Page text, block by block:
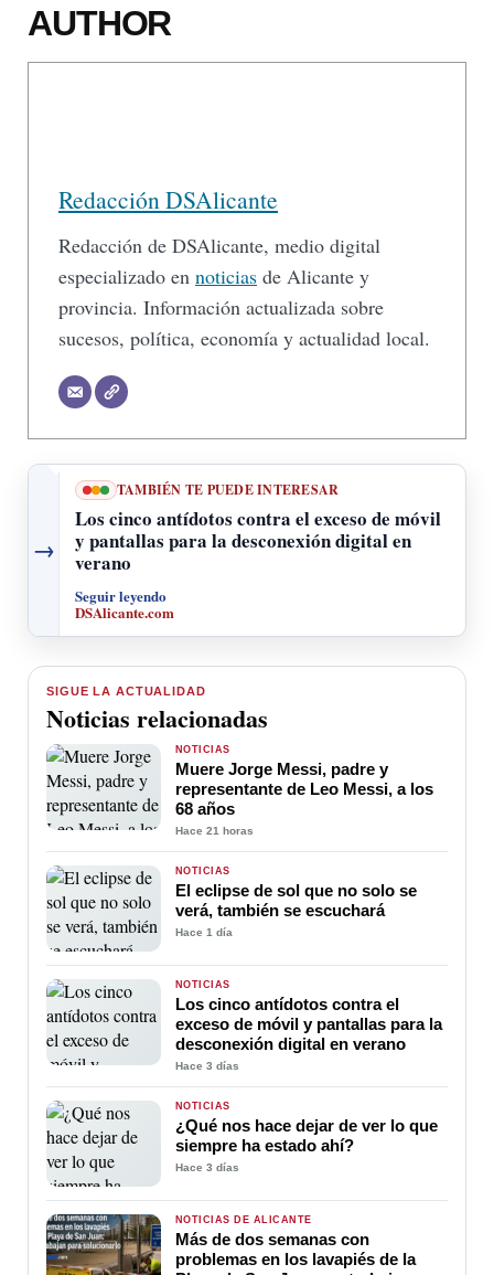
AUTHOR
Redacción DSAlicante
Redacción de DSAlicante, medio digital
especializado en noticias de Alicante y
provincia. Información actualizada sobre
sucesos, política, economía y actualidad local.
→
TAMBIÉN TE PUEDE INTERESAR
Los cinco antídotos contra el exceso de móvil
y pantallas para la desconexión digital en
verano
Seguir leyendo
DSAlicante.com
SIGUE LA ACTUALIDAD
Noticias relacionadas
NOTICIAS
Muere Jorge Messi, padre y
representante de Leo Messi, a los
68 años
Hace 21 horas
NOTICIAS
El eclipse de sol que no solo se
verá, también se escuchará
Hace 1 día
NOTICIAS
Los cinco antídotos contra el
exceso de móvil y pantallas para la
desconexión digital en verano
Hace 3 días
NOTICIAS
¿Qué nos hace dejar de ver lo que
siempre ha estado ahí?
Hace 3 días
NOTICIAS DE ALICANTE
Más de dos semanas con
problemas en los lavapiés de la